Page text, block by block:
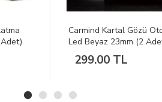
Oto Ayna Altı
Adet)
Opel Logolu
Çamurluk
399.00 TL